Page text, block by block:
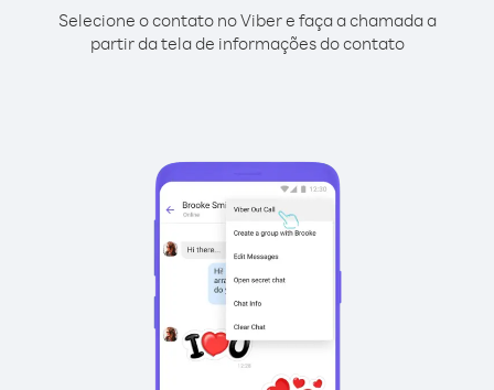
Selecione o contato no Viber e faça a chamada a
partir da tela de informações do contato